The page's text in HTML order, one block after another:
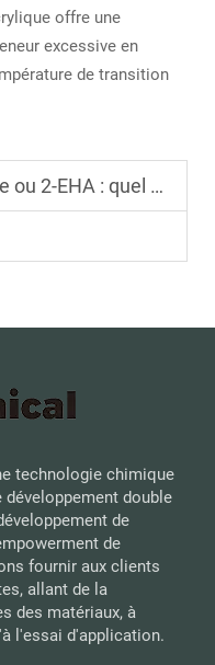
offre une
excessive en
de transition
convient à votre projet ?
technologie chimique
développement double
de
de
fournir aux clients
allant de la
des matériaux, à
l'essai d'application.